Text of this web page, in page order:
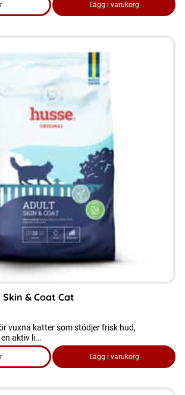
produkten Hundgodis - Rollies 500 gram
Lägg i varukorg
& Coat Cat
vuxna katter som stödjer frisk hud,
aktiv li...
produkten Kattmat - Adult Skin & Coat Cat
Lägg i varukorg